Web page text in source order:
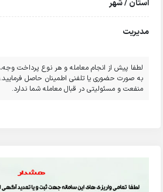
استان / شهر
مدیریت
لطفا پیش از انجام معامله و هر نوع پرداخت
به صورت حضوری یا تلفنی اطمینان حاصل
منفعت و مسئولیتی در قبال معامله شما ندارد.